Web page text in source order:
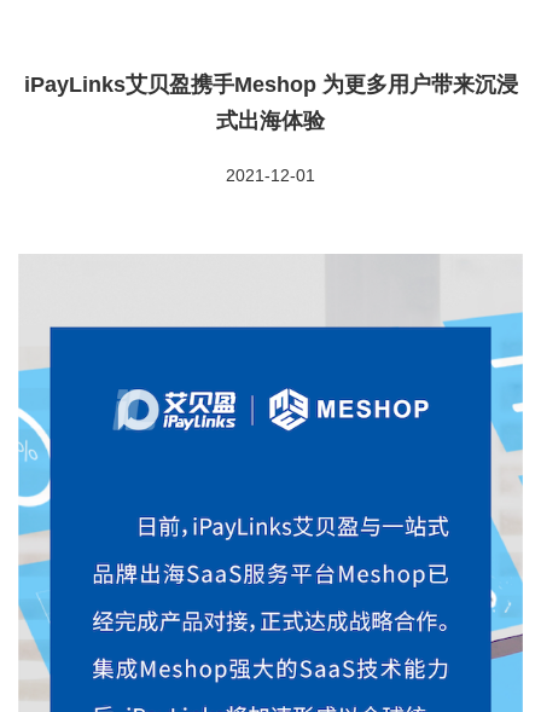
iPayLinks艾贝盈携手Meshop 为更多用户带来沉浸
式出海体验
2021-12-01